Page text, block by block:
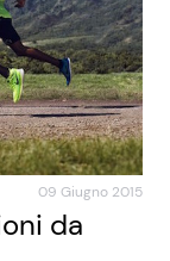
09 Giugno 2015
da